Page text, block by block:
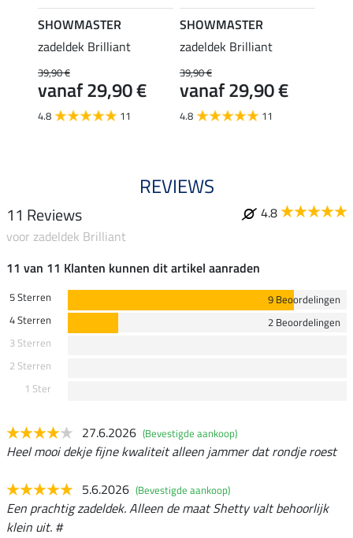
SHOWMASTER
zadeldek Brilliant
39,90 €
vanaf 29,90 €
4.8 11
SHOWMASTER
zadeldek Brilliant
39,90 €
vanaf 29,90 €
4.8 11
REVIEWS
11 Reviews
4.8
voor zadeldek Brilliant
11 van 11 Klanten kunnen dit artikel aanraden
5 Sterren
9 Beoordelingen
4 Sterren
2 Beoordelingen
3 Sterren
2 Sterren
1 Ster
27.6.2026 (Bevestigde aankoop)
Heel mooi dekje fijne kwaliteit alleen jammer dat rondje roest
5.6.2026 (Bevestigde aankoop)
Een prachtig zadeldek. Alleen de maat Shetty valt behoorlijk
klein uit. #